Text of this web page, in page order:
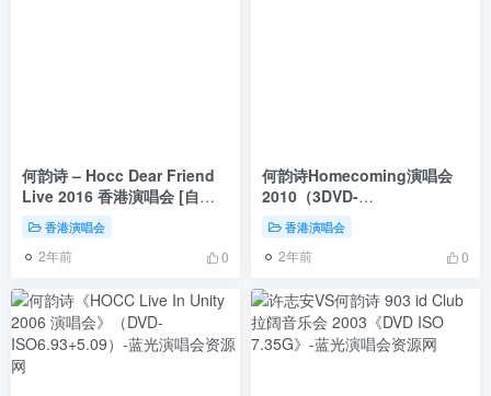
何韵诗 – Hocc Dear Friend
Live 2016 香港演唱会 [自购
原盘] [BDISO 2BD 62.4GB]
香港演唱会
2年前 0
何韵诗Homecoming演唱会
2010（3DVD-
ISO6.97G+6.98G+6.22G）
香港演唱会
2年前 0